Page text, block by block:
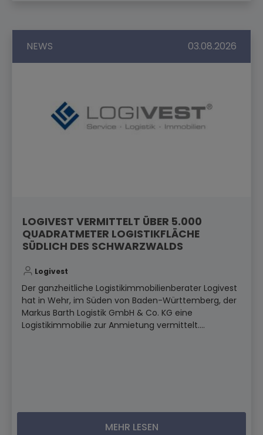
NEWS 03.08.2026
LOGIVEST VERMITTELT ÜBER 5.000
QUADRATMETER LOGISTIKFLÄCHE
SÜDLICH DES SCHWARZWALDS
Logivest
Der ganzheitliche Logistikimmobilienberater Logivest
hat in Wehr, im Süden von Baden-Württemberg, der
Markus Barth Logistik GmbH & Co. KG eine
Logistikimmobilie zur Anmietung vermittelt....
MEHR LESEN